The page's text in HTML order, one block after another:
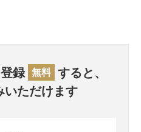
録 無料 すると、
いただけます